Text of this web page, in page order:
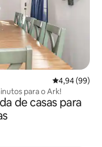
4,94 de uma
4,94 (99)
para o Ark!
de casas para